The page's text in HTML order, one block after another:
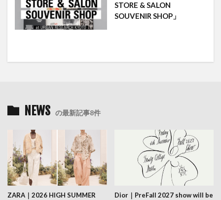
STORE & SALON
SOUVENIR SHOP」
NEWS の最新記事8件
ZARA｜2026 HIGH SUMMER
Dior｜PreFall 2027 show will be